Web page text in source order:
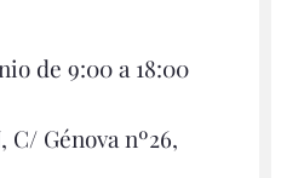
de 9:00 a 18:00
C/ Génova nº26,